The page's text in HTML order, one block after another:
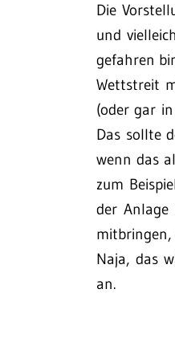
Die
und
gefahren
Wettstreit
(oder gar
Das sollte
wenn das
zum
der Anlage
Naja, das
an.